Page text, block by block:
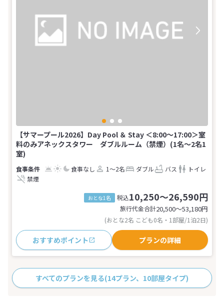
【サマープール2026】Day Pool ＆ Stay ＜8:00～17:00＞室
料のみアネックスタワー ダブルルーム（禁煙）(1名～2名1
室)
食事なし 1～2名 ダブル バス
トイレ
禁煙
おとな1名 税込10,250～26,590円
旅行代金合計20,500〜53,180円
(おとな2名 こども0名・1部屋/1泊2日)
おすすめポイント プランの詳細
すべてのプランを見る(14プラン、10部屋タイプ)